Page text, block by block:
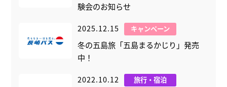
験会のお知らせ
2025.12.15 キャンペーン
冬の五島旅「五島まるかじり」発売
中！
2022.10.12 旅行・宿泊